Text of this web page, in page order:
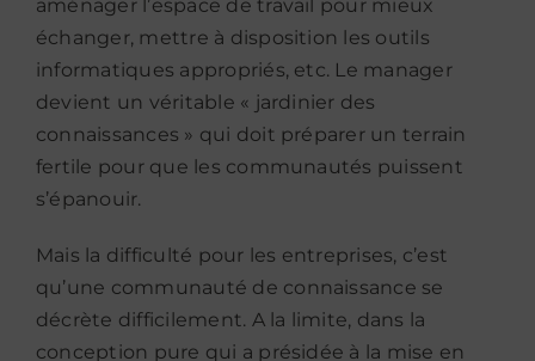
aménager l’espace de travail pour mieux
échanger, mettre à disposition les outils
informatiques appropriés, etc. Le manager
devient un véritable « jardinier des
connaissances » qui doit préparer un terrain
fertile pour que les communautés puissent
s’épanouir.
Mais la difficulté pour les entreprises, c’est
qu’une communauté de connaissance se
décrète difficilement. A la limite, dans la
conception pure qui a présidée à la mise en